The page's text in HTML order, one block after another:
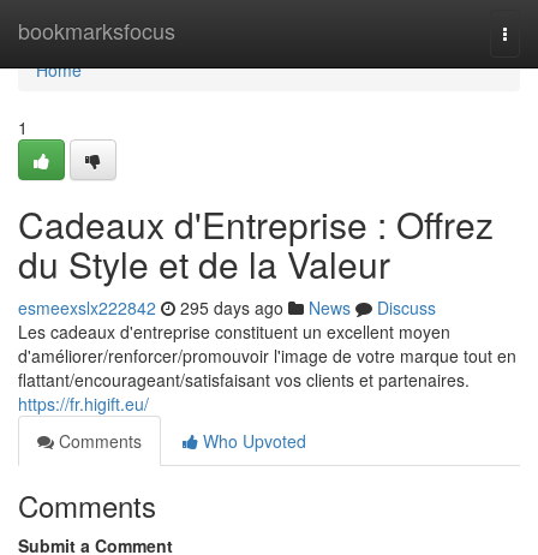
bookmarksfocus
Home
Home
1
Cadeaux d'Entreprise : Offrez
du Style et de la Valeur
esmeexslx222842 295 days ago News
Discuss
Les cadeaux d'entreprise constituent un excellent moyen
d'améliorer/renforcer/promouvoir l'image de votre marque tout en
flattant/encourageant/satisfaisant vos clients et partenaires.
https://fr.higift.eu/
Comments
Who Upvoted
Comments
Submit a Comment